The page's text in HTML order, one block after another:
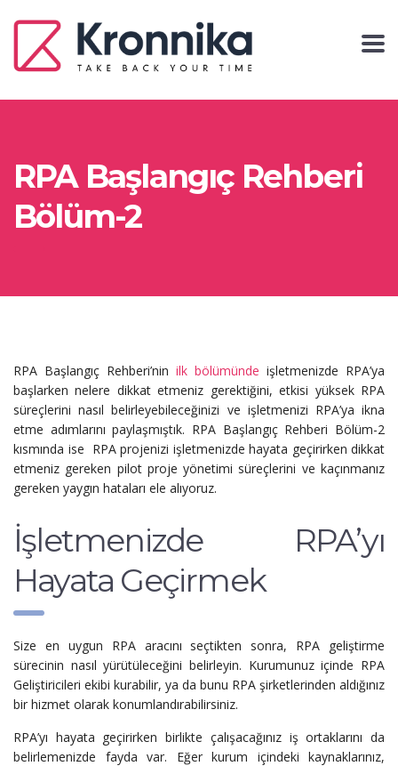
RPA Başlangıç Rehberi
Bölüm-2
RPA Başlangıç Rehberi’nin ilk bölümünde işletmenizde RPA’ya
başlarken nelere dikkat etmeniz gerektiğini, etkisi yüksek RPA
süreçlerini nasıl belirleyebileceğinizi ve işletmenizi RPA’ya ikna
etme adımlarını paylaşmıştık. RPA Başlangıç Rehberi Bölüm-2
kısmında ise RPA projenizi işletmenizde hayata geçirirken dikkat
etmeniz gereken pilot proje yönetimi süreçlerini ve kaçınmanız
gereken yaygın hataları ele alıyoruz.
İşletmenizde RPA’yı
Hayata Geçirmek
Size en uygun RPA aracını seçtikten sonra, RPA geliştirme
sürecinin nasıl yürütüleceğini belirleyin. Kurumunuz içinde RPA
Geliştiricileri ekibi kurabilir, ya da bunu RPA şirketlerinden aldığınız
bir hizmet olarak konumlandırabilirsiniz.
RPA’yı hayata geçirirken birlikte çalışacağınız iş ortaklarını da
belirlemenizde fayda var. Eğer kurum içindeki kaynaklarınız,